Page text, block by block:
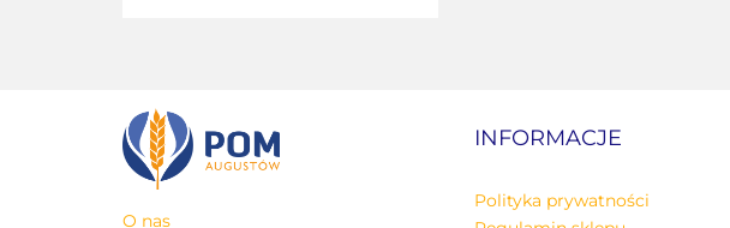
O nas
INFORMACJE
Polityka prywatności